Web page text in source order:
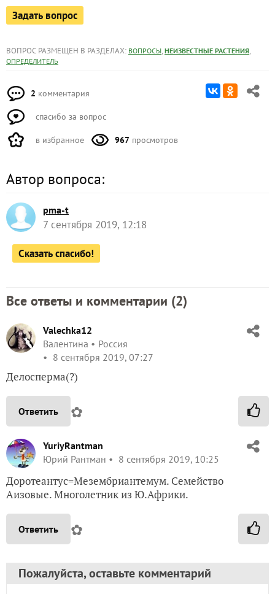
Задать вопрос
ВОПРОС РАЗМЕЩЕН В РАЗДЕЛАХ: ВОПРОСЫ, НЕИЗВЕСТНЫЕ РАСТЕНИЯ,
ОПРЕДЕЛИТЕЛЬ
2 комментария
спасибо за вопрос
в избранное 967 просмотров
Автор вопроса:
pma-t
7 сентября 2019, 12:18
Сказать спасибо!
Все ответы и комментарии (2)
Valechka12
Валентина
Россия
8 сентября 2019, 07:27
Делосперма(?)
Ответить ✿
YuriyRantman
Юрий Рантман
8 сентября 2019, 10:25
Доротеантус=Мезембриантемум. Семейство
Аизовые. Многолетник из Ю.Африки.
Ответить ✿
Пожалуйста, оставьте комментарий